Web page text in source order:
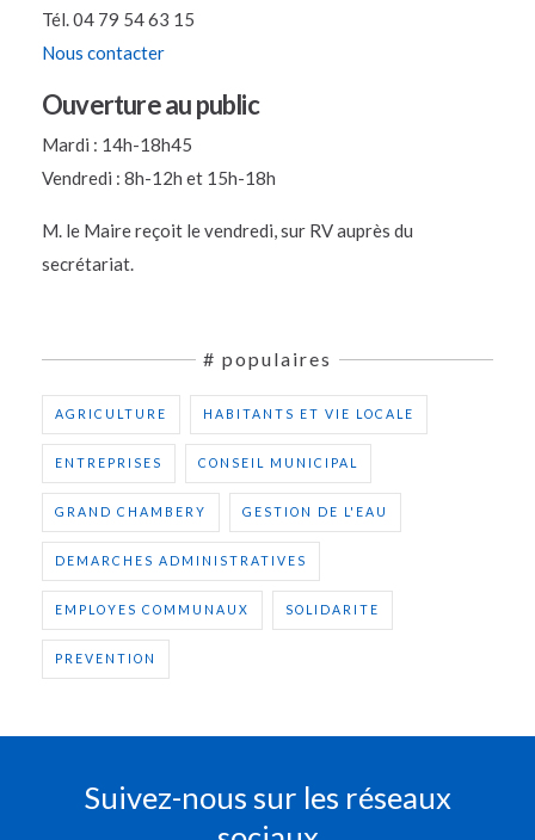
Tél. 04 79 54 63 15
Nous contacter
Ouverture au public
Mardi : 14h-18h45
Vendredi : 8h-12h et 15h-18h
M. le Maire reçoit le vendredi, sur RV auprès du
secrétariat.
# populaires
AGRICULTURE HABITANTS ET VIE LOCALE
ENTREPRISES CONSEIL MUNICIPAL
GRAND CHAMBERY GESTION DE L'EAU
DEMARCHES ADMINISTRATIVES
EMPLOYES COMMUNAUX SOLIDARITE
PREVENTION
Suivez-nous sur les réseaux